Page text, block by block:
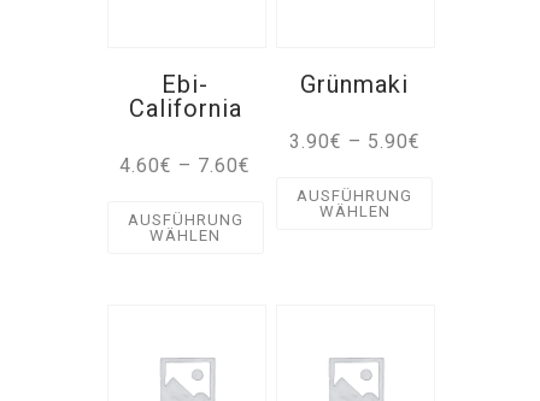
Ebi-
California
4.60€ – 7.60€
AUSFÜHRUNG
WÄHLEN
Grünmaki
3.90€ – 5.90€
AUSFÜHRUNG
WÄHLEN